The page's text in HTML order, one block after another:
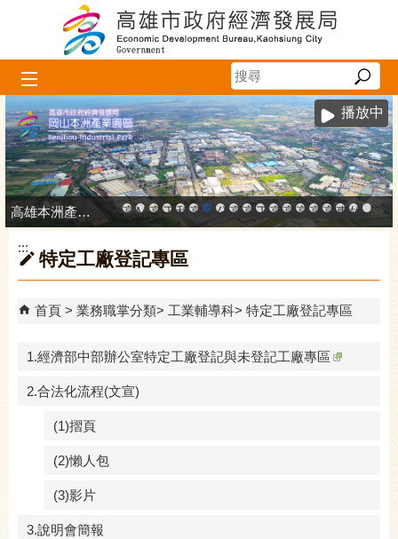
跳到主要內容區塊
播放中
高雄市政府中小企業升級輔導網站
MEGABAY大港創艦
高雄金融科技創新園區
工廠登記線上申辦系統
和發產業園區
高雄工業資訊平台
高雄本洲產業園區服務中心
公司、商業登記主題網
高雄市友善商家
高雄市政府經濟發展局-
工業管線防災教育資
高雄市綠能管理資
高雄市綠能管理
高雄淨零商轉
高雄招商網
高雄會展網
專刊『雄
雄心高
「我
高雄本洲產業園區服務中心
:::
特定工廠登記專區
首頁 業務職掌分類 工業輔導科 特定工廠登記專區
1.經濟部中部辦公室特定工廠登記與未登記工廠專區
2.合法化流程(文宣)
(1)摺頁
(2)懶人包
(3)影片
3.說明會簡報